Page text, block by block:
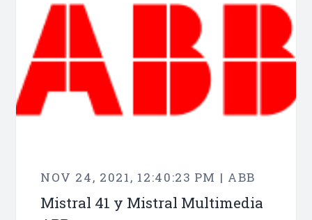
NOV 24, 2021, 12:40:23 PM | ABB
Mistral 41 y Mistral Multimedia